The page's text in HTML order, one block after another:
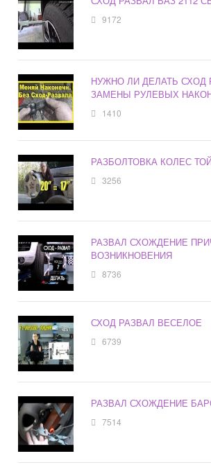
9172
НУЖНО ЛИ ДЕЛАТЬ СХОД
ЗАМЕНЫ РУЛЕВЫХ
1410
РАЗБОЛТОВКА КОЛЕС
3256
РАЗВАЛ СХОЖДЕНИЕ
ВОЗНИКНОВЕНИЯ
8736
СХОД РАЗВАЛ ВЕСЕЛОЕ
6739
РАЗВАЛ СХОЖДЕНИЕ
7514